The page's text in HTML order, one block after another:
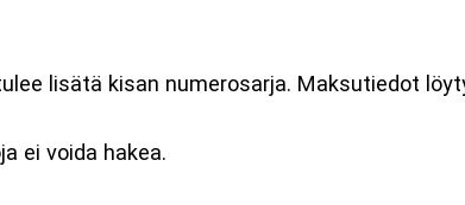
lisätä kisan numerosarja. Maksutiedot
ei voida hakea.